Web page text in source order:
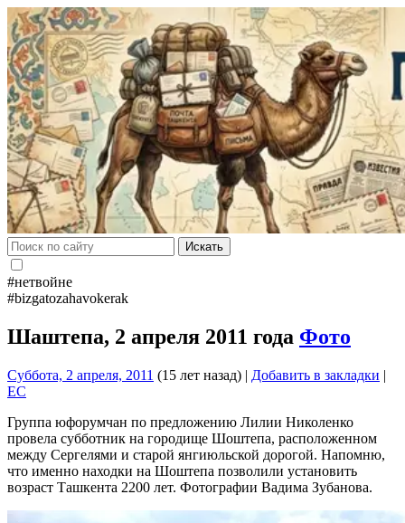
Искать
#нетвойне
#bizgatozahavokerak
Шаштепа, 2 апреля 2011 года Фото
Суббота, 2 апреля, 2011 (15 лет назад) | Добавить в закладки |
EC
Группа юфорумчан по предложению Лилии Николенко
провела субботник на городище Шоштепа, расположенном
между Сергелями и старой янгиюльской дорогой. Напомню,
что именно находки на Шоштепа позволили установить
возраст Ташкента 2200 лет. Фотографии Вадима Зубанова.